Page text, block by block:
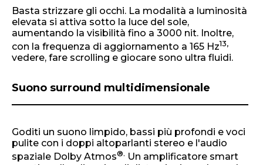
Basta strizzare gli occhi. La modalità a luminosità
elevata si attiva sotto la luce del sole,
aumentando la visibilità fino a 3000 nit. Inoltre,
con la frequenza di aggiornamento a 165 Hz13,
vedere, fare scrolling e giocare sono ultra fluidi.
Suono surround multidimensionale
Goditi un suono limpido, bassi più profondi e voci
pulite con i doppi altoparlanti stereo e l'audio
spaziale Dolby Atmos®. Un amplificatore smart